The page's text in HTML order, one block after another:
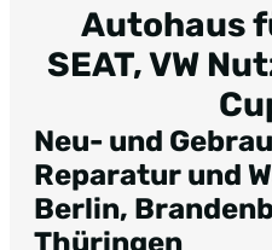
Autohaus
SEAT, VW
Neu- und
Reparatur und
Berlin,
Thüringen